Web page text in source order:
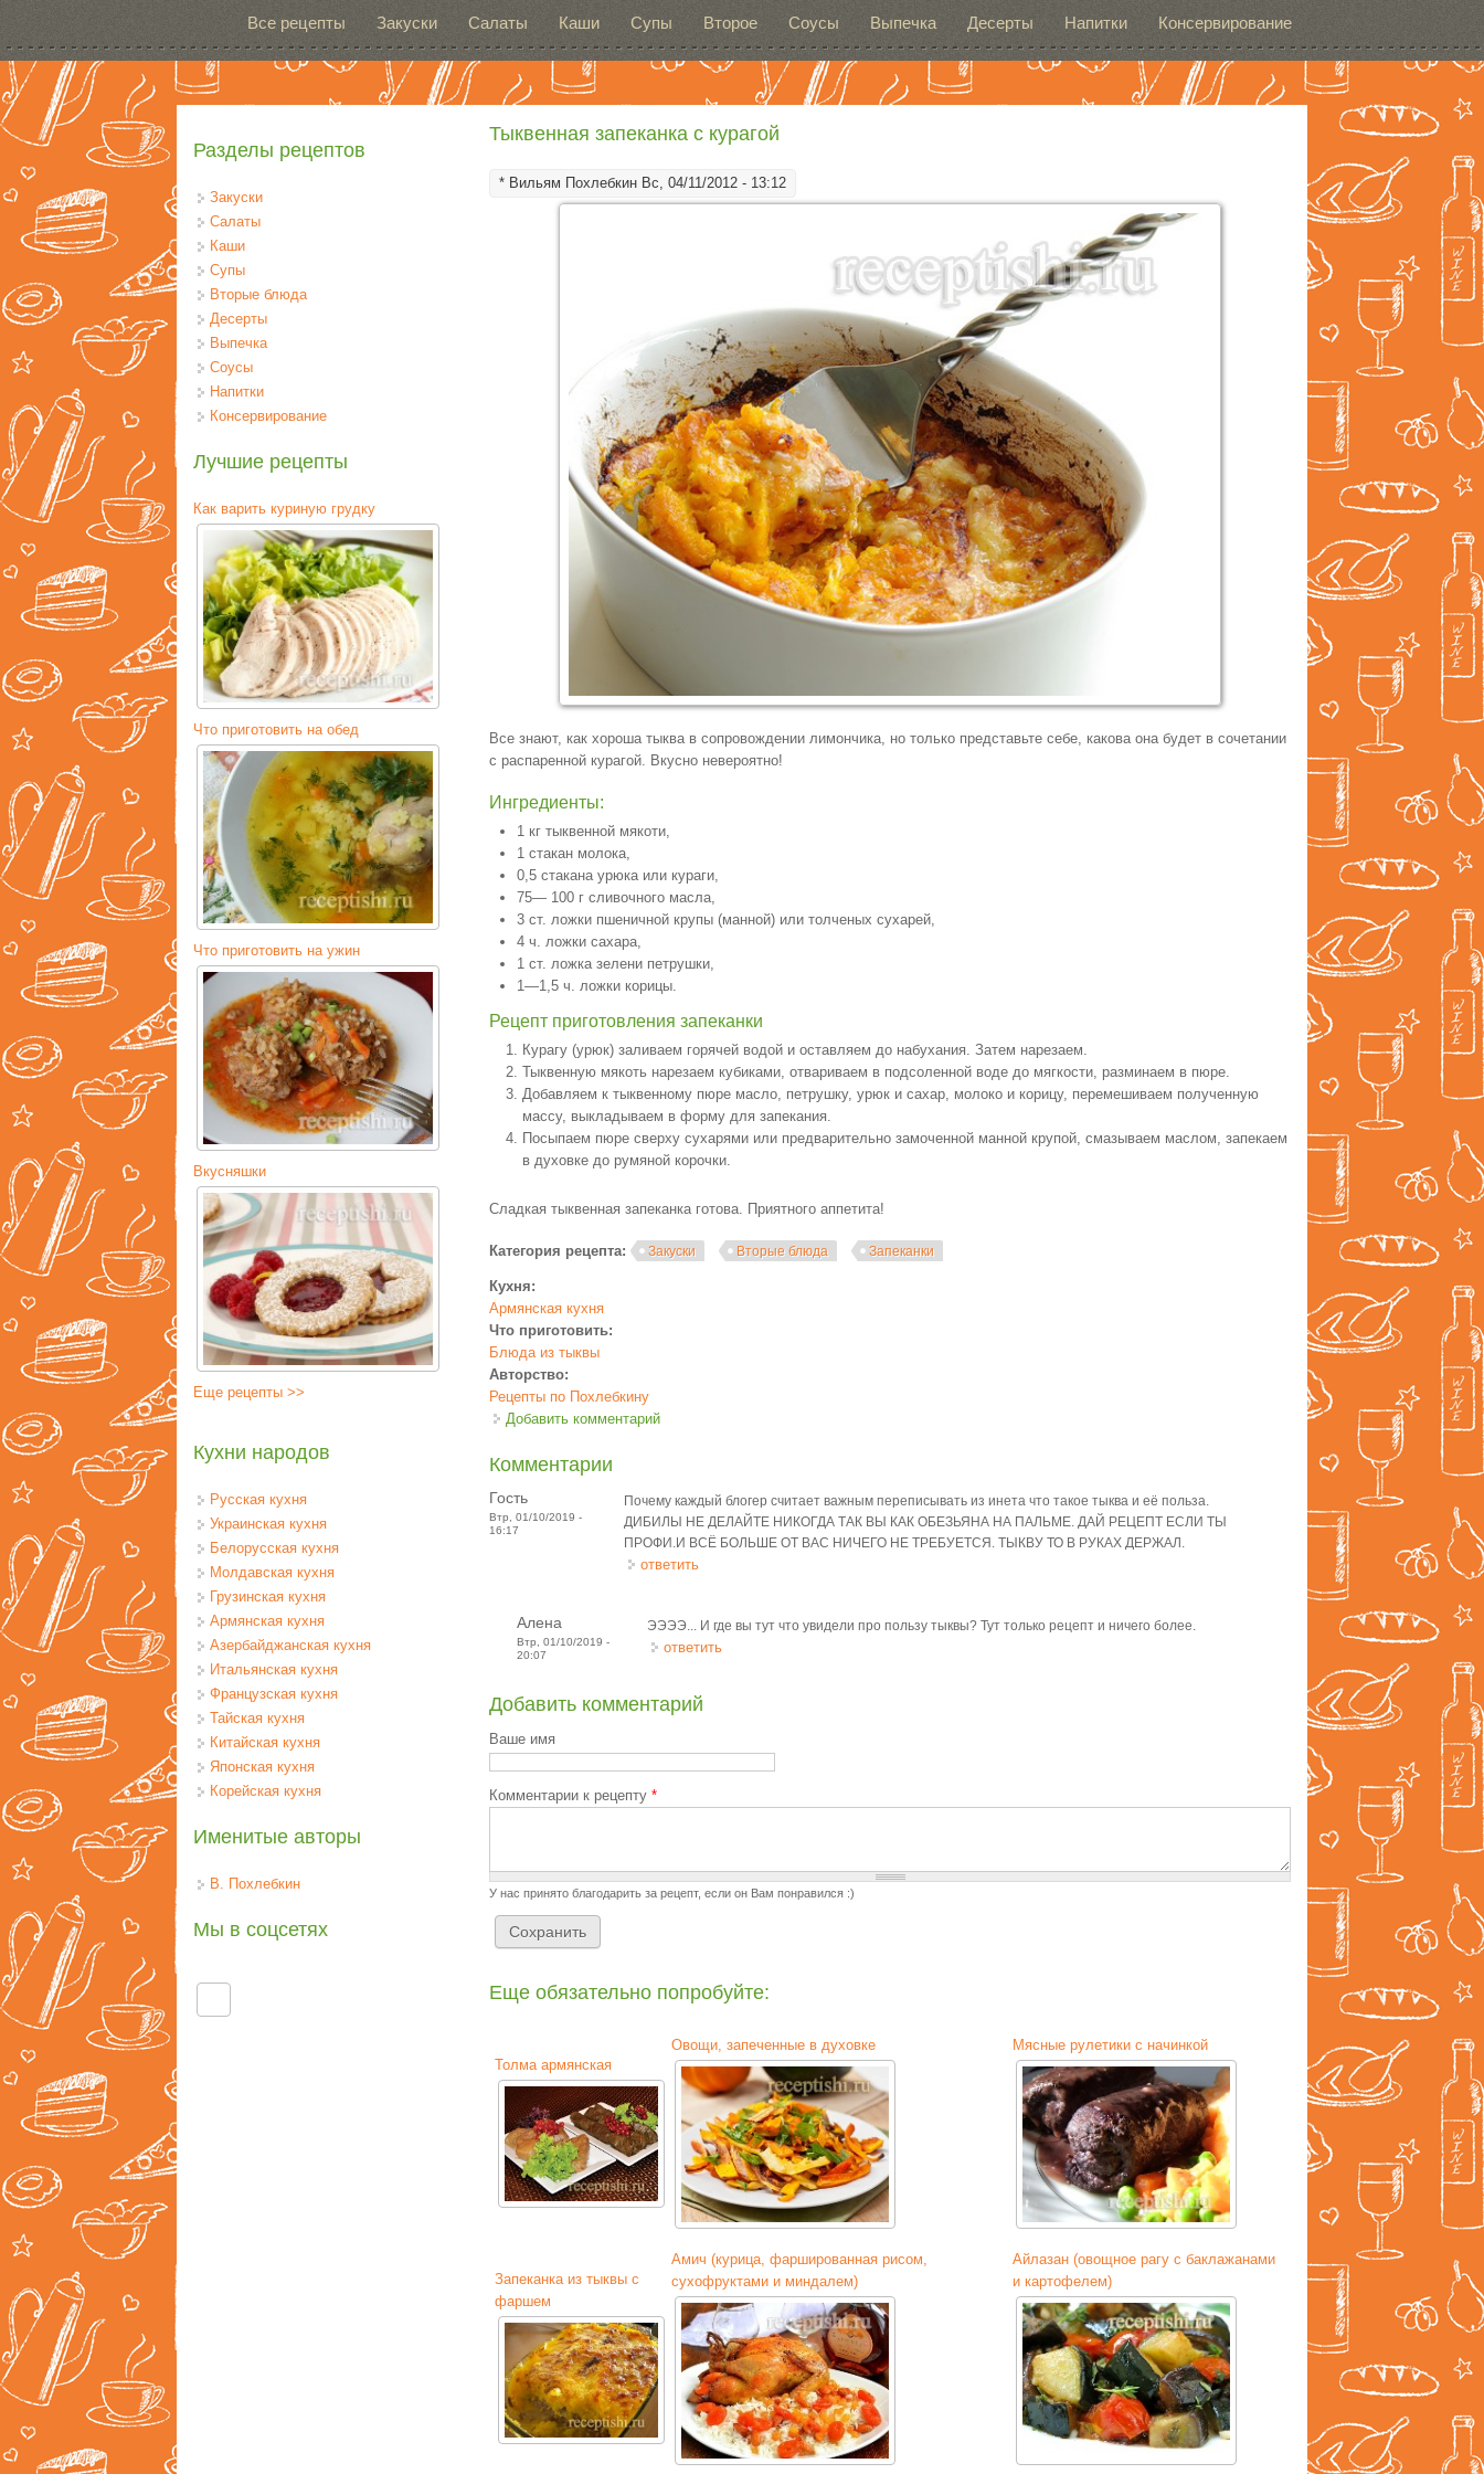
Все рецепты Закуски Салаты Каши Супы Второе Соусы Выпечка Десерты Напитки Консервирование
Тыквенная запеканка с курагой
* Вильям Похлебкин Вс, 04/11/2012 - 13:12
Все знают, как хороша тыква в сопровождении лимончика, но только представьте себе, какова она будет в сочетании
с распаренной курагой. Вкусно невероятно!
Ингредиенты:
1 кг тыквенной мякоти,
1 стакан молока,
0,5 стакана урюка или кураги,
75— 100 г сливочного масла,
3 ст. ложки пшеничной крупы (манной) или толченых сухарей,
4 ч. ложки сахара,
1 ст. ложка зелени петрушки,
1—1,5 ч. ложки корицы.
Рецепт приготовления запеканки
Курагу (урюк) заливаем горячей водой и оставляем до набухания. Затем нарезаем.
Тыквенную мякоть нарезаем кубиками, отвариваем в подсоленной воде до мягкости, разминаем в пюре.
Добавляем к тыквенному пюре масло, петрушку, урюк и сахар, молоко и корицу, перемешиваем полученную
массу, выкладываем в форму для запекания.
Посыпаем пюре сверху сухарями или предварительно замоченной манной крупой, смазываем маслом, запекаем
в духовке до румяной корочки.
Сладкая тыквенная запеканка готова. Приятного аппетита!
Категория рецепта: Закуски Вторые блюда Запеканки
Кухня:
Армянская кухня
Что приготовить:
Блюда из тыквы
Авторство:
Рецепты по Похлебкину
Добавить комментарий
Комментарии
Гость
Втр, 01/10/2019 -
16:17
Почему каждый блогер считает важным переписывать из инета что такое тыква и её польза.
ДИБИЛЫ НЕ ДЕЛАЙТЕ НИКОГДА ТАК ВЫ КАК ОБЕЗЬЯНА НА ПАЛЬМЕ. ДАЙ РЕЦЕПТ ЕСЛИ ТЫ
ПРОФИ.И ВСЁ БОЛЬШЕ ОТ ВАС НИЧЕГО НЕ ТРЕБУЕТСЯ. ТЫКВУ ТО В РУКАХ ДЕРЖАЛ.
ответить
Алена
Втр, 01/10/2019 -
20:07
ЭЭЭЭ... И где вы тут что увидели про пользу тыквы? Тут только рецепт и ничего более.
ответить
Добавить комментарий
Ваше имя
Комментарии к рецепту*
У нас принято благодарить за рецепт, если он Вам понравился :)
Еще обязательно попробуйте:
Толма армянская
Овощи, запеченные в духовке Мясные рулетики с начинкой
Запеканка из тыквы с
фаршем
Амич (курица, фаршированная рисом,
сухофруктами и миндалем)
Айлазан (овощное рагу с баклажанами
и картофелем)
Разделы рецептов
Закуски
Салаты
Каши
Супы
Вторые блюда
Десерты
Выпечка
Соусы
Напитки
Консервирование
Лучшие рецепты
Как варить куриную грудку
Что приготовить на обед
Что приготовить на ужин
Вкусняшки
Еще рецепты >>
Кухни народов
Русская кухня
Украинская кухня
Белорусская кухня
Молдавская кухня
Грузинская кухня
Армянская кухня
Азербайджанская кухня
Итальянская кухня
Французская кухня
Тайская кухня
Китайская кухня
Японская кухня
Корейская кухня
Именитые авторы
В. Похлебкин
Мы в соцсетях